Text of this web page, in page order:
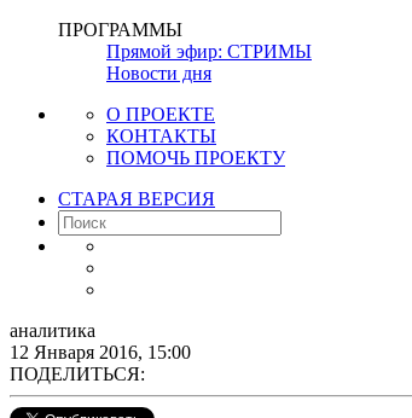
ПРОГРАММЫ
Прямой эфир: СТРИМЫ
Новости дня
О ПРОЕКТЕ
КОНТАКТЫ
ПОМОЧЬ ПРОЕКТУ
СТАРАЯ ВЕРСИЯ
аналитика
12 Января 2016, 15:00
ПОДЕЛИТЬСЯ: